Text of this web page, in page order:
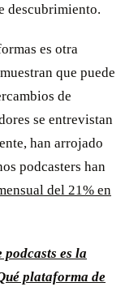
descubrimiento.
es otra
que puede
de
se entrevistan
han arrojado
podcasters han
del 21% en
es la
plataforma de